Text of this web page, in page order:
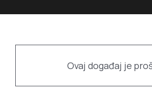
Ovaj događaj je